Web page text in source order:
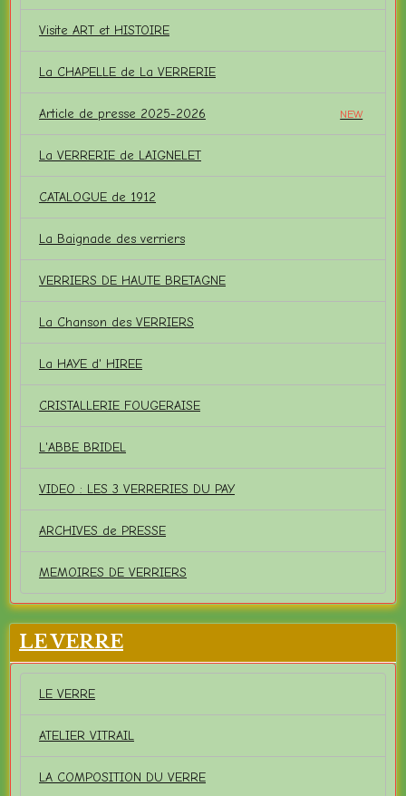
Visite ART et HISTOIRE
La CHAPELLE de La VERRERIE
Article de presse 2025-2026 NEW
La VERRERIE de LAIGNELET
CATALOGUE de 1912
La Baignade des verriers
VERRIERS DE HAUTE BRETAGNE
La Chanson des VERRIERS
La HAYE d' HIREE
CRISTALLERIE FOUGERAISE
L'ABBE BRIDEL
VIDEO : LES 3 VERRERIES DU PAY
ARCHIVES de PRESSE
MEMOIRES DE VERRIERS
LE VERRE
LE VERRE
ATELIER VITRAIL
LA COMPOSITION DU VERRE